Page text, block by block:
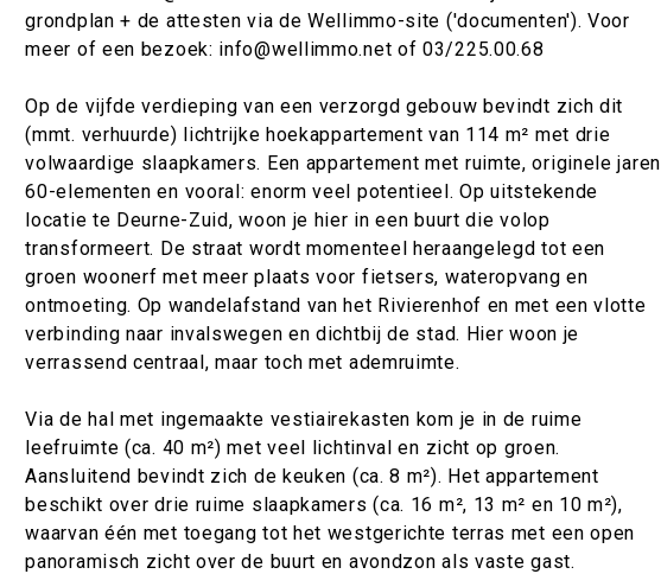
grondplan + de attesten via de Wellimmo-site ('documenten'). Voor
meer of een bezoek: info@wellimmo.net of 03/225.00.68
Op de vijfde verdieping van een verzorgd gebouw bevindt zich dit
(mmt. verhuurde) lichtrijke hoekappartement van 114 m² met drie
volwaardige slaapkamers. Een appartement met ruimte, originele jaren
60-elementen en vooral: enorm veel potentieel. Op uitstekende
locatie te Deurne-Zuid, woon je hier in een buurt die volop
transformeert. De straat wordt momenteel heraangelegd tot een
groen woonerf met meer plaats voor fietsers, wateropvang en
ontmoeting. Op wandelafstand van het Rivierenhof en met een vlotte
verbinding naar invalswegen en dichtbij de stad. Hier woon je
verrassend centraal, maar toch met ademruimte.
Via de hal met ingemaakte vestiairekasten kom je in de ruime
leefruimte (ca. 40 m²) met veel lichtinval en zicht op groen.
Aansluitend bevindt zich de keuken (ca. 8 m²). Het appartement
beschikt over drie ruime slaapkamers (ca. 16 m², 13 m² en 10 m²),
waarvan één met toegang tot het westgerichte terras met een open
panoramisch zicht over de buurt en avondzon als vaste gast.